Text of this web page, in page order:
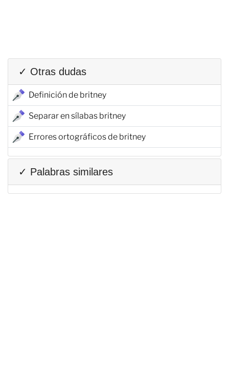
✓ Otras dudas
Definición de britney
Separar en sílabas britney
Errores ortográficos de britney
✓ Palabras similares